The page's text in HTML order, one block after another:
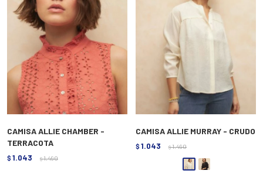
CAMISA ALLIE CHAMBER -
TERRACOTA
$ 1.043 $ 1.490
CAMISA ALLIE MURRAY - CRUDO
$ 1.043 $ 1.490